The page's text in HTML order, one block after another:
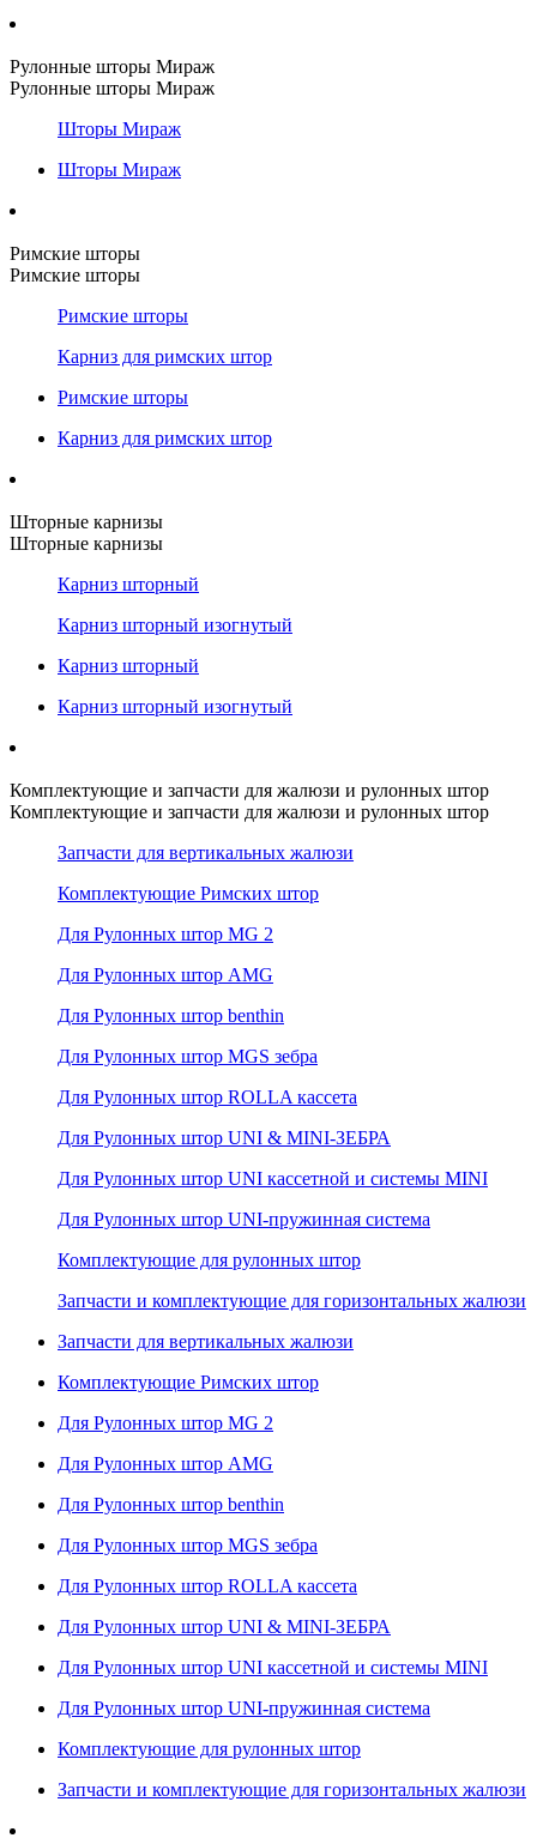
Рулонные шторы Мираж
Рулонные шторы Мираж
Шторы Мираж
Шторы Мираж
Римские шторы
Римские шторы
Римские шторы
Карниз для римских штор
Римские шторы
Карниз для римских штор
Шторные карнизы
Шторные карнизы
Карниз шторный
Карниз шторный изогнутый
Карниз шторный
Карниз шторный изогнутый
Комплектующие и запчасти для жалюзи и рулонных штор
Комплектующие и запчасти для жалюзи и рулонных штор
Запчасти для вертикальных жалюзи
Комплектующие Римских штор
Для Рулонных штор MG 2
Для Рулонных штор AMG
Для Рулонных штор benthin
Для Рулонных штор MGS зебра
Для Рулонных штор ROLLA кассета
Для Рулонных штор UNI & MINI-ЗЕБРА
Для Рулонных штор UNI кассетной и системы MINI
Для Рулонных штор UNI-пружинная система
Комплектующие для рулонных штор
Запчасти и комплектующие для горизонтальных жалюзи
Запчасти для вертикальных жалюзи
Комплектующие Римских штор
Для Рулонных штор MG 2
Для Рулонных штор AMG
Для Рулонных штор benthin
Для Рулонных штор MGS зебра
Для Рулонных штор ROLLA кассета
Для Рулонных штор UNI & MINI-ЗЕБРА
Для Рулонных штор UNI кассетной и системы MINI
Для Рулонных штор UNI-пружинная система
Комплектующие для рулонных штор
Запчасти и комплектующие для горизонтальных жалюзи